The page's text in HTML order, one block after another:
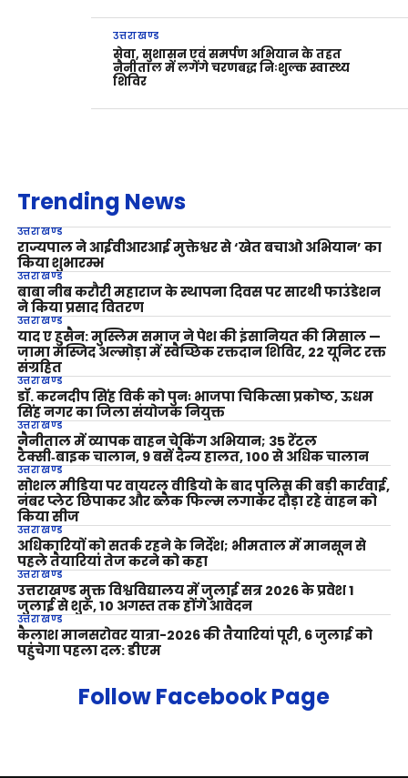
उत्तराखण्ड
सेवा, सुशासन एवं समर्पण अभियान के तहत
नैनीताल में लगेंगे चरणबद्ध निःशुल्क स्वास्थ्य
शिविर
Trending News
उत्तराखण्ड
राज्यपाल ने आईवीआरआई मुक्तेश्वर से ‘खेत बचाओ अभियान’ का
किया शुभारम्भ
उत्तराखण्ड
बाबा नीब करौरी महाराज के स्थापना दिवस पर सारथी फाउंडेशन
ने किया प्रसाद वितरण
उत्तराखण्ड
याद ए हुसैन: मुस्लिम समाज ने पेश की इंसानियत की मिसाल —
जामा मस्जिद अल्मोड़ा में स्वैच्छिक रक्तदान शिविर, 22 यूनिट रक्त
संग्रहित
उत्तराखण्ड
डॉ. करनदीप सिंह विर्क को पुनः भाजपा चिकित्सा प्रकोष्ठ, ऊधम
सिंह नगर का जिला संयोजक नियुक्त
उत्तराखण्ड
नैनीताल में व्यापक वाहन चेकिंग अभियान; 35 रेंटल
टैक्सी‑बाइक चालान, 9 बसें दैन्य हालत, 100 से अधिक चालान
उत्तराखण्ड
सोशल मीडिया पर वायरल वीडियो के बाद पुलिस की बड़ी कार्रवाई,
नंबर प्लेट छिपाकर और ब्लैक फिल्म लगाकर दौड़ा रहे वाहन को
किया सीज
उत्तराखण्ड
अधिकारियों को सतर्क रहने के निर्देश; भीमताल में मानसून से
पहले तैयारियां तेज करने को कहा
उत्तराखण्ड
उत्तराखण्ड मुक्त विश्वविद्यालय में जुलाई सत्र 2026 के प्रवेश 1
जुलाई से शुरू, 10 अगस्त तक होंगे आवेदन
उत्तराखण्ड
कैलाश मानसरोवर यात्रा-2026 की तैयारियां पूरी, 6 जुलाई को
पहुंचेगा पहला दल: डीएम
Follow Facebook Page